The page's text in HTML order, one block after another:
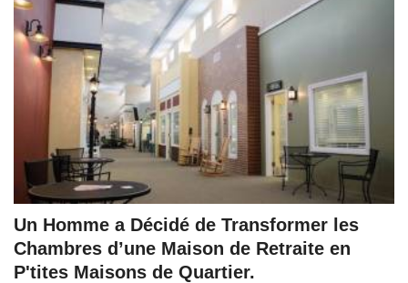
Un Homme a Décidé de Transformer les
Chambres d’une Maison de Retraite en
P'tites Maisons de Quartier.